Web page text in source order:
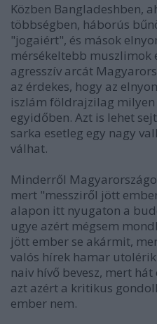
Közben Bangladeshben,
többségben, háborús
"jogaiért", és mások
mérsékeltebb muszlimok
agresszív arcát
az érdekes, hogy az
iszlám földrajzilag milyen
egyidőben. Azt is lehet
sarka esetleg egy nagy
válhat.
Minderről
mert "messziről jött
alapon itt nyugaton a
ugye azért mégsem
jött ember se akármit,
valós hírek hamar
naiv hívő bevesz, mert
azt azért a kritikus
ember nem.